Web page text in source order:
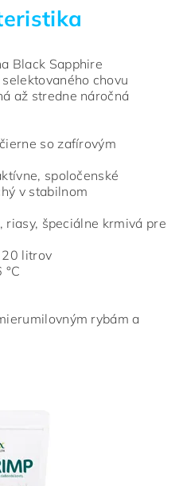
Black Sapphire
chovu
až stredne náročná
so zafírovým
spoločenské
v stabilnom
riasy, špeciálne krmivá pre
litrov
°C
rybám a